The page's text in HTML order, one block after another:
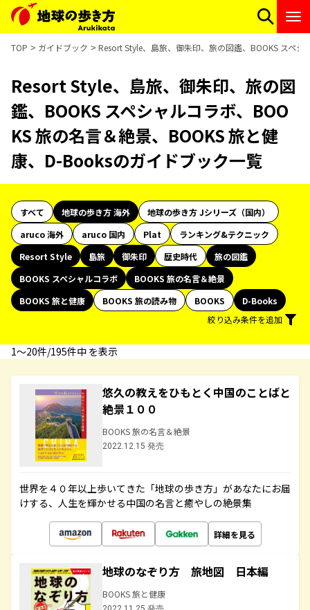
TOP ガイドブック Resort Style、島旅、御朱印、旅の図鑑、BOOKS スペ
Resort Style、島旅、御朱印、旅の図
鑑、BOOKS スペシャルコラボ、BOO
KS 旅の名言＆絶景、BOOKS 旅と健
康、D-Booksのガイドブック一覧
すべて 地球の歩き方 海外
地球の歩き方 Jシリーズ（国内）
aruco 海外
aruco 国内 Plat
ランキング&テクニック
Resort Style
島旅 御朱印 歴史時代
旅の図鑑
BOOKS スペシャルコラボ
BOOKS 旅の名言＆絶景
BOOKS 旅と健康
BOOKS 旅の読み物 BOOKS
D-Books
絞り込み条件を追加
1〜20件/195件中 を表示
悠久の教えをひもとく中国のことばと
絶景１００
BOOKS 旅の名言＆絶景
2022.12.15 発売
世界を４０年以上歩いてきた「地球の歩き方」があなたにお届
けする、人生を輝かせる中国の名言と癒やしの絶景集
詳細を見る
地球のなぞり方 旅地図 日本編
BOOKS 旅と健康